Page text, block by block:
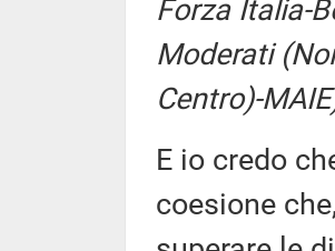
Forza Italia-
Moderati
Centro)-
E io credo
coesione